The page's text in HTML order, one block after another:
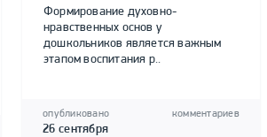
Формирование духовно-
нравственных основ у
дошкольников является важным
этапом воспитания р..
опубликовано
26 сентября
комментариев